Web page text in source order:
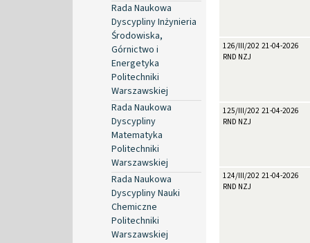
Rada Naukowa
Dyscypliny Inżynieria
Środowiska,
Górnictwo i
Energetyka
Politechniki
Warszawskiej
Rada Naukowa
Dyscypliny
Matematyka
Politechniki
Warszawskiej
Rada Naukowa
Dyscypliny Nauki
Chemiczne
Politechniki
Warszawskiej
126/III/2026
RND NZJ
21-04-2026
125/III/2026
RND NZJ
21-04-2026
124/III/2026
RND NZJ
21-04-2026